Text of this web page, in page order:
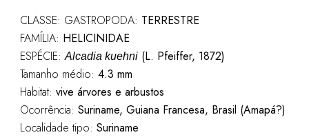
CLASSE: GASTROPODA: TERRESTRE
FAMÍLIA: HELICINIDAE
ESPÉCIE:Alcadia kuehni(L. Pfeiffer, 1872)
Tamanho médio: 4.3 mm
Habitat: vive árvores e arbustos
Ocorrência: Suriname, Guiana Francesa, Brasil (Amapá?)
Localidade tipo: Suriname